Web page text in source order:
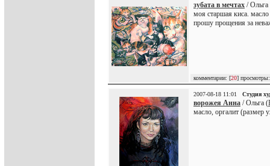
зубата в мечтах / Ольга
моя старшая киса.
прошу прощения за
комментарии: [20]
2007-08-18 11:01 Студия
ворожея Анна / Ольга (
масло, оргалит (размер